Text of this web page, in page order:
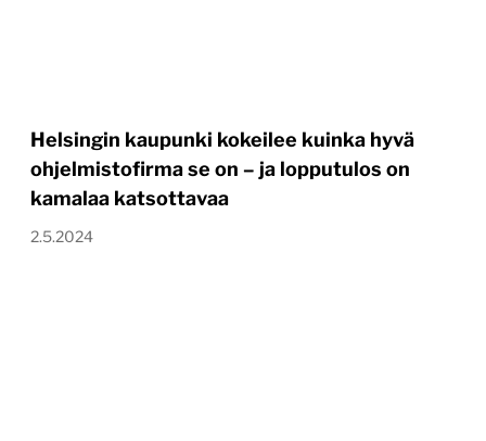
Helsingin kaupunki kokeilee kuinka hyvä
ohjelmistofirma se on – ja lopputulos on
kamalaa katsottavaa
2.5.2024